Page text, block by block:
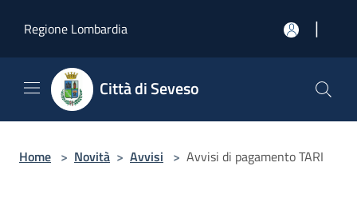
Regione Lombardia
|
Città di Seveso
Home > Novità > Avvisi > Avvisi di pagamento TARI